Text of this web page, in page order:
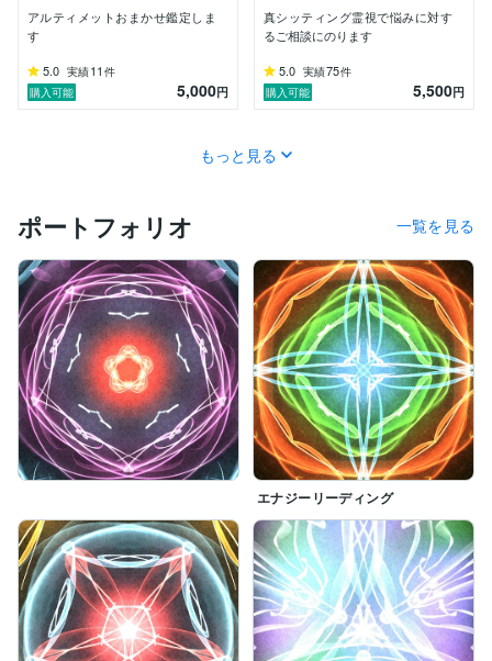
アルティメットおまかせ鑑定しま
す
5.0 実績11 件
購入可能
5,000円
真シッティング霊視で悩みに対す
るご相談にのります
5.0 実績75件
購入可能
5,500円
もっと見る
ポートフォリオ 一覧を見る
エナジーリーディング